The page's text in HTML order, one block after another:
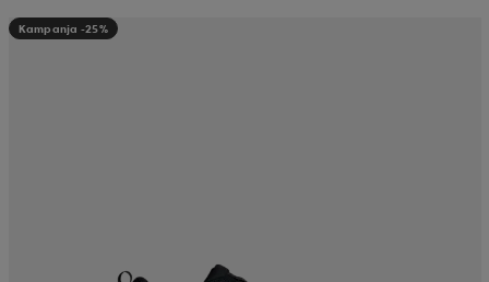
Kampanja -25%